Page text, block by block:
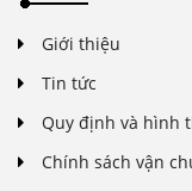
Giới thiệu
Tin tức
Quy định và hình
Chính sách vận